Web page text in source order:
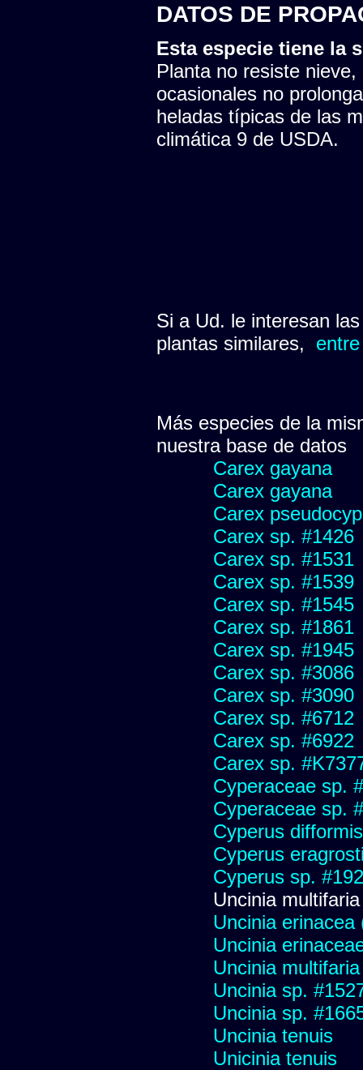
DATOS DE
Esta especie tiene la
Planta no resiste
ocasionales no
heladas típicas de las
climática 9 de USDA.
Si a Ud. le interesan
plantas similares,
Más especies de la
nuestra base de datos
Carex gayana
Carex gayana
Carex
Carex sp. #1426
Carex sp. #1531
Carex sp. #1539
Carex sp. #1545
Carex sp. #1861
Carex sp. #1945
Carex sp. #3086
Carex sp. #3090
Carex sp. #6712
Carex sp. #6922
Carex sp.
Cyperaceae sp.
Cyperaceae sp.
Cyperus
Cyperus
Cyperus sp.
Uncinia multifaria
Uncinia
Uncinia
Uncinia multifaria
Uncinia sp.
Uncinia sp.
Uncinia tenuis
Unicinia tenuis